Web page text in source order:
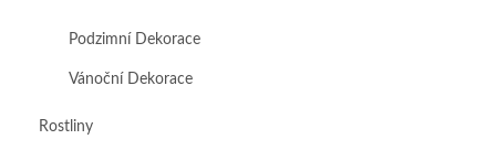
Podzimní Dekorace
Vánoční Dekorace
Rostliny